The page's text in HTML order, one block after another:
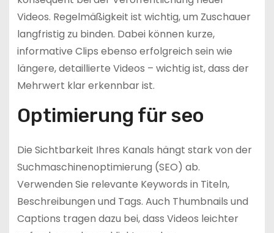
Videos. Regelmäßigkeit ist wichtig, um Zuschauer
langfristig zu binden. Dabei können kurze,
informative Clips ebenso erfolgreich sein wie
längere, detaillierte Videos – wichtig ist, dass der
Mehrwert klar erkennbar ist.
Optimierung für seo
Die Sichtbarkeit Ihres Kanals hängt stark von der
Suchmaschinenoptimierung (SEO) ab.
Verwenden Sie relevante Keywords in Titeln,
Beschreibungen und Tags. Auch Thumbnails und
Captions tragen dazu bei, dass Videos leichter